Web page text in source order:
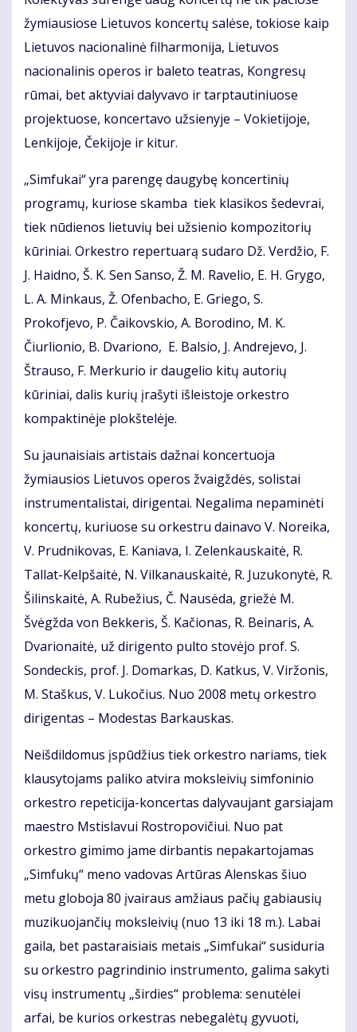
žymiausiose Lietuvos koncertų salėse, tokiose kaip
Lietuvos nacionalinė filharmonija, Lietuvos
nacionalinis operos ir baleto teatras, Kongresų
rūmai, bet aktyviai dalyvavo ir tarptautiniuose
projektuose, koncertavo užsienyje – Vokietijoje,
Lenkijoje, Čekijoje ir kitur.
„Simfukai“ yra parengę daugybę koncertinių
programų, kuriose skamba tiek klasikos šedevrai,
tiek nūdienos lietuvių bei užsienio kompozitorių
kūriniai. Orkestro repertuarą sudaro Dž. Verdžio, F.
J. Haidno, Š. K. Sen Sanso, Ž. M. Ravelio, E. H. Grygo,
L. A. Minkaus, Ž. Ofenbacho, E. Griego, S.
Prokofjevo, P. Čaikovskio, A. Borodino, M. K.
Čiurlionio, B. Dvariono, E. Balsio, J. Andrejevo, J.
Štrauso, F. Merkurio ir daugelio kitų autorių
kūriniai, dalis kurių įrašyti išleistoje orkestro
kompaktinėje plokštelėje.
Su jaunaisiais artistais dažnai koncertuoja
žymiausios Lietuvos operos žvaigždės, solistai
instrumentalistai, dirigentai. Negalima nepaminėti
koncertų, kuriuose su orkestru dainavo V. Noreika,
V. Prudnikovas, E. Kaniava, I. Zelenkauskaitė, R.
Tallat-Kelpšaitė, N. Vilkanauskaitė, R. Juzukonytė, R.
Šilinskaitė, A. Rubežius, Č. Nausėda, griežė M.
Švėgžda von Bekkeris, Š. Kačionas, R. Beinaris, A.
Dvarionaitė, už dirigento pulto stovėjo prof. S.
Sondeckis, prof. J. Domarkas, D. Katkus, V. Viržonis,
M. Staškus, V. Lukočius. Nuo 2008 metų orkestro
dirigentas – Modestas Barkauskas.
Neišdildomus įspūdžius tiek orkestro nariams, tiek
klausytojams paliko atvira moksleivių simfoninio
orkestro repeticija-koncertas dalyvaujant garsiajam
maestro Mstislavui Rostropovičiui. Nuo pat
orkestro gimimo jame dirbantis nepakartojamas
„Simfukų“ meno vadovas Artūras Alenskas šiuo
metu globoja 80 įvairaus amžiaus pačių gabiausių
muzikuojančių moksleivių (nuo 13 iki 18 m.). Labai
gaila, bet pastaraisiais metais „Simfukai“ susiduria
su orkestro pagrindinio instrumento, galima sakyti
visų instrumentų „širdies“ problema: senutėlei
arfai, be kurios orkestras nebegalėtų gyvuoti,